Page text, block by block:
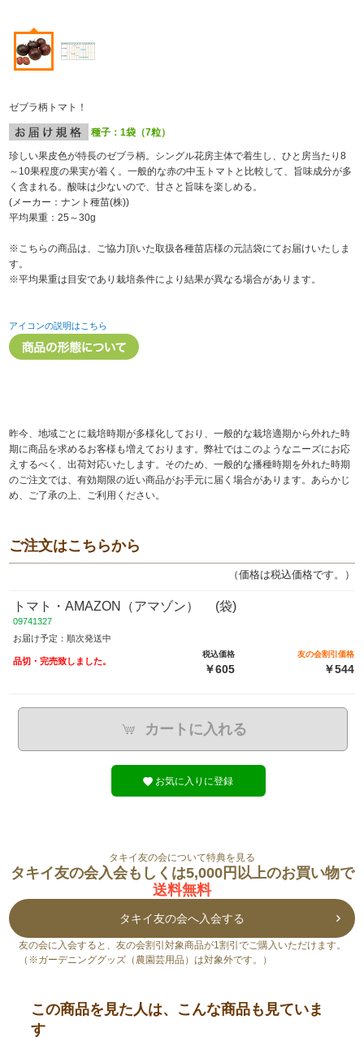
ゼブラ柄トマト！
種子：1袋（7粒）
珍しい果皮色が特長のゼブラ柄。シングル花房主体で着生し、ひと房当たり8
～10果程度の果実が着く。一般的な赤の中玉トマトと比較して、旨味成分が多
く含まれる。酸味は少ないので、甘さと旨味を楽しめる。
(メーカー：ナント種苗(株))
平均果重：25～30g
※こちらの商品は、ご協力頂いた取扱各種苗店様の元詰袋にてお届けいたしま
す。
※平均果重は目安であり栽培条件により結果が異なる場合があります。
アイコンの説明はこちら
昨今、地域ごとに栽培時期が多様化しており、一般的な栽培適期から外れた時
期に商品を求めるお客様も増えております。弊社ではこのようなニーズにお応
えするべく、出荷対応いたします。そのため、一般的な播種時期を外れた時期
のご注文では、有効期限の近い商品がお手元に届く場合があります。あらかじ
め、ご了承の上、ご利用ください。
ご注文はこちらから
（価格は税込価格です。）
トマト・AMAZON（アマゾン） (袋)
09741327
お届け予定：順次発送中
品切・完売致しました。
税込価格
￥605
友の会割引価格
￥544
カートに入れる
お気に入りに登録
タキイ友の会について特典を見る
タキイ友の会入会もしくは5,000円以上のお買い物で
送料無料
タキイ友の会へ入会する
友の会に入会すると、友の会割引対象商品が1割引でご購入いただけます。
（※ガーデニンググッズ（農園芸用品）は対象外です。）
この商品を見た人は、こんな商品も見ていま
す